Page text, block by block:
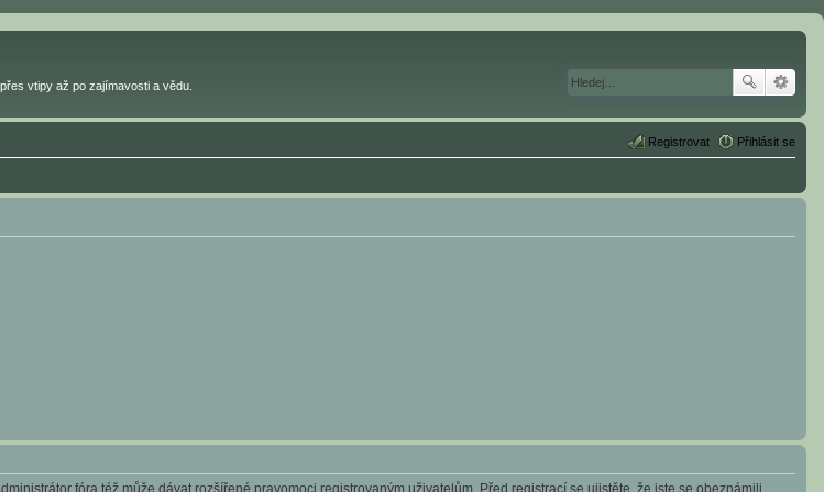
vtipy až po zajímavosti a vědu.
Přihlásit se
Registrovat
fóra též může dávat rozšířené pravomoci registrovaným uživatelům. Před registrací se ujistěte, že jste se obeznámili